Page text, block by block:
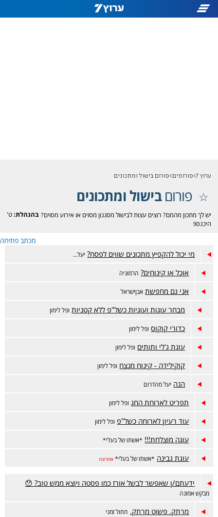
ערוץ 7 פורומים פורום בישול ומתכונים
פורוםבישול ומתכונים
בהנהלת:ט'
יש לך מתכון מהמם? רוצים עצות לבישול מסגנון מסוים או אירוע מסוים?
היכנסו!
מכתב פתיחה
מי יכול להקפיץ מתכונים שווים לפסח? יעל...
אוכל או קינוחים? הרמוניה
אני גם מחפשת אבןישראל
מבחר עוגות ועוגיות כשל"פ ללא קטניות ופל לימון
כדורי קוקוס ופל לימון
עוגת ג'לי ותותים ופל לימון
קוקילידה - קינוח מנצח ופל לימון
הנה יעל מהדרום
תפריט לארוחת החג ופל לימון
עוד רעיון לארוחה כשל"פ ופל לימון
עוגה מוצלחת!!! *אשתו של בעלי*
עוגת גבינה *אשתו של בעלי* אחרונה
ידעתם/ן שאפשר לבשל אורז כמו פסטה ויוצא ממש טוב? 😯
מבקש אמונה
מרתק. פשוט מרתק. חתול זמני